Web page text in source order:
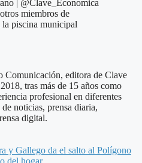
miembros de
piscina municipal
Comunicación, editora de Clave
tras más de 15 años como
profesional en diferentes
noticias, prensa diaria,
digital.
y Gallego da el salto al Polígono
del hogar